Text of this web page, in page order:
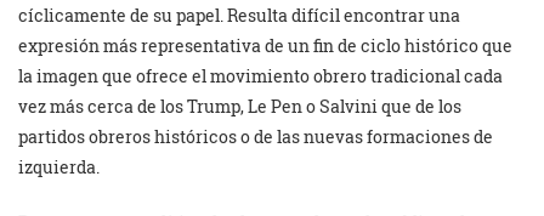
cíclicamente de su papel. Resulta difícil encontrar una
expresión más representativa de un fin de ciclo histórico que
la imagen que ofrece el movimiento obrero tradicional cada
vez más cerca de los Trump, Le Pen o Salvini que de los
partidos obreros históricos o de las nuevas formaciones de
izquierda.